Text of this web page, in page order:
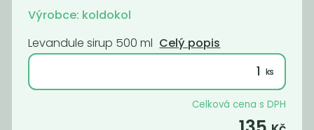
Novinka Novinka
Výrobce: koldokol
Levandule sirup 500 ml Celý popis
Celková cena s DPH